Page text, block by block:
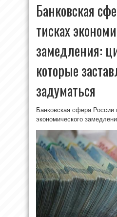
Банковская
тисках
замедления:
которые
задуматься
Банковская сфера России
экономического